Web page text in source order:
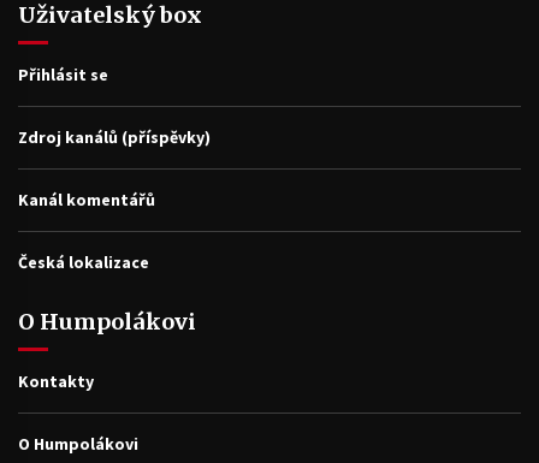
Uživatelský box
Přihlásit se
Zdroj kanálů (příspěvky)
Kanál komentářů
Česká lokalizace
O Humpolákovi
Kontakty
O Humpolákovi